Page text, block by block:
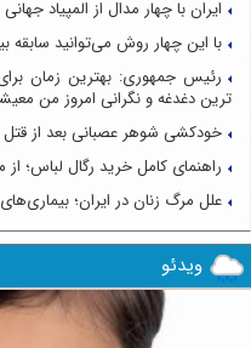
ایران با چهار مدال از المپیاد
با این چهار روش می‌توانید سابقه
رئیس جمهوری: بهترین زمان
ترین دغدغه و نگرانی امروز من
خودکشی شوهر عصبانی بعد از قتل ۳ عضو خانواده
راهنمای کامل خرید رگال لباس؛ از
علل مرگ زنان در ایران؛
ویدئو